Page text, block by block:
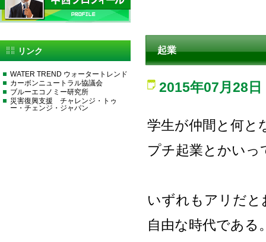
起業
2015年07月28日
学生が仲間と何と
プチ起業とかいっ
いずれもアリだと
自由な時代である
リンク
WATER TREND ウォータートレンド
カーボンニュートラル協議会
ブルーエコノミー研究所
災害復興支援 チャレンジ・トゥ
ー・チェンジ・ジャパン